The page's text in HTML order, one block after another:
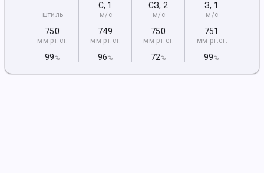
штиль
750
мм рт.ст.
99%
С, 1
м/с
749
мм рт.ст.
96%
СЗ, 2
м/с
750
мм рт.ст.
72%
З, 1
м/с
751
мм рт.ст.
99%